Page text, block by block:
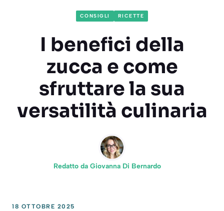
CONSIGLI RICETTE
I benefici della
zucca e come
sfruttare la sua
versatilità culinaria
Redatto da Giovanna Di Bernardo
18 OTTOBRE 2025